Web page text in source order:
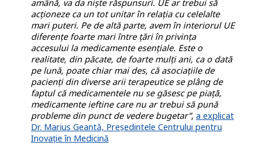
amână, va da niște răspunsuri. UE ar trebui să
acționeze ca un tot unitar în relația cu celelalte
mari puteri. Pe de altă parte, avem în interiorul UE
diferențe foarte mari între țări în privința
accesului la medicamente esențiale. Este o
realitate, din păcate, de foarte mulți ani, ca o dată
pe lună, poate chiar mai des, că asociațiile de
pacienți din diverse arii terapeutice se plâng de
faptul că medicamentele nu se găsesc pe piață,
medicamente ieftine care nu ar trebui să pună
probleme din punct de vedere bugetar”, a explicat
Dr. Marius Geantă, Președintele Centrului pentru
Inovație în Medicină